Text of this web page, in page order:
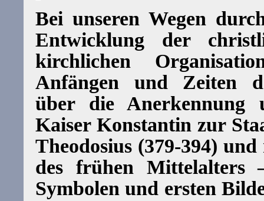
Bei unseren Wegen
Entwicklung der
kirchlichen
Anfängen und Zeiten
über die Anerkennung
Kaiser Konstantin zur
Theodosius (379-394)
des frühen Mittelalters
Symbolen und ersten